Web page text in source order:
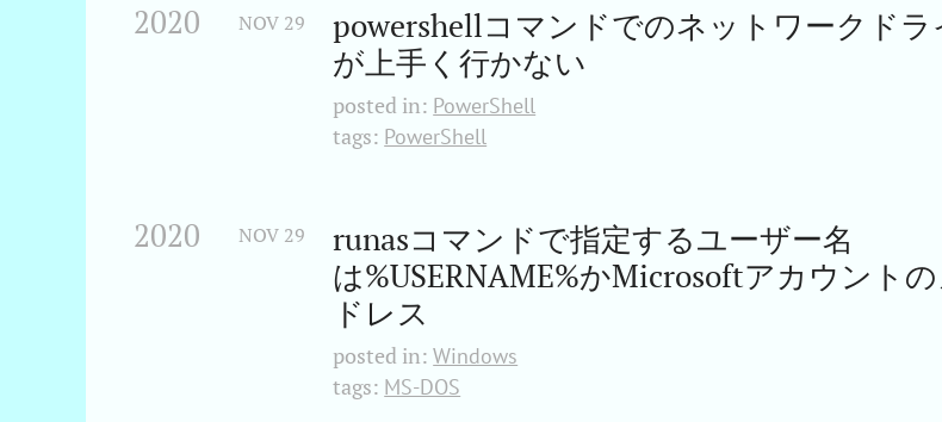
2020
powershellコマンドでのネットワークドラ
が上手く行かない
NOV 29
posted in: PowerShell
tags: PowerShell
2020
runasコマンドで指定するユーザー名
は%USERNAME%かMicrosoftアカウント
ドレス
NOV 29
posted in:Windows
tags: MS-DOS